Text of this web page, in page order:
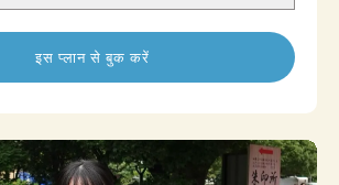
इस प्लान से बुक करें